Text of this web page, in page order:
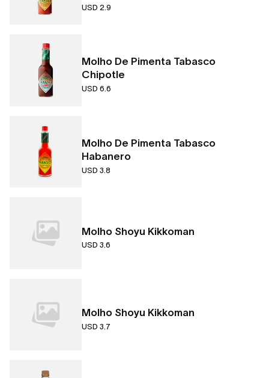
USD 2.9
Molho De Pimenta Tabasco
Chipotle
USD 6.6
Molho De Pimenta Tabasco
Habanero
USD 3.8
Molho Shoyu Kikkoman
USD 3.6
Molho Shoyu Kikkoman
USD 3.7